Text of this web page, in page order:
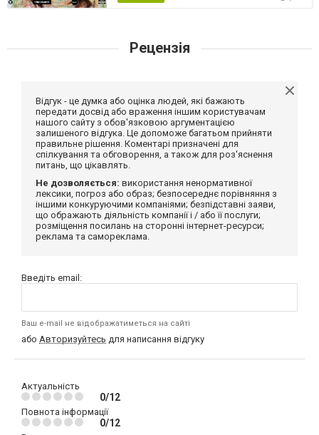
Рецензія
Відгук - це думка або оцінка людей, які бажають
передати досвід або враження іншим користувачам
нашого сайту з обов'язковою аргументацією
залишеного відгука. Це допоможе багатьом прийняти
правильне рішення. Коментарі призначені для
спілкування та обговорення, а також для роз'яснення
питань, що цікавлять.
Не дозволяється: використання ненормативної
лексики, погроз або образ; безпосереднє порівняння з
іншими конкуруючими компаніями; безпідставні заяви,
що ображають діяльність компанії і / або її послуги;
розміщення посилань на сторонні інтернет-ресурси;
реклама та самореклама.
Введіть email:
Ваш e-mail не відображатиметься на сайті
або Авторизуйтесь для написання відгуку
Актуальність
0/12
Повнота інформації
0/12